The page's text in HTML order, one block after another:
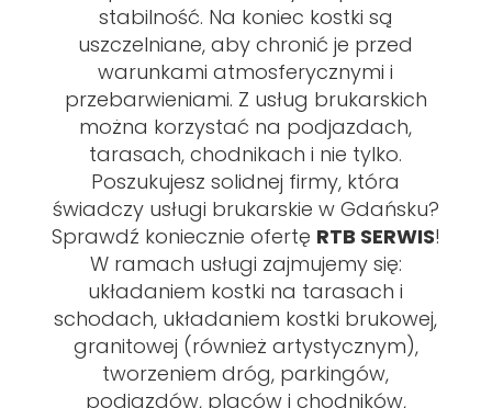
stabilność. Na koniec kostki są
uszczelniane, aby chronić je przed
warunkami atmosferycznymi i
przebarwieniami. Z usług brukarskich
można korzystać na podjazdach,
tarasach, chodnikach i nie tylko.
Poszukujesz solidnej firmy, która
świadczy usługi brukarskie w Gdańsku?
Sprawdź koniecznie ofertę RTB SERWIS!
W ramach usługi zajmujemy się:
układaniem kostki na tarasach i
schodach, układaniem kostki brukowej,
granitowej (również artystycznym),
tworzeniem dróg, parkingów,
podjazdów, placów i chodników,